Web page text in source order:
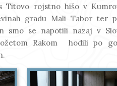
Titovo rojstno hišo v
gradu Mali Tabor ter
smo se napotili nazaj v
Rakom hodili po